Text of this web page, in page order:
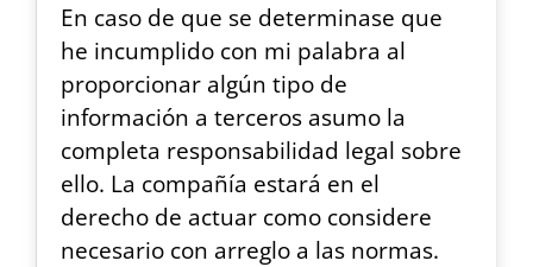
En caso de que se determinase que
he incumplido con mi palabra al
proporcionar algún tipo de
información a terceros asumo la
completa responsabilidad legal sobre
ello. La compañía estará en el
derecho de actuar como considere
necesario con arreglo a las normas.